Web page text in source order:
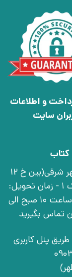
و اطلاعات
سایت
کتاب
تهران، خ انقلاب، خ 12 فروردین، خ روانمهر شرقی(بین خ 12
فروردین و خ فخر رازی)، بن‌بست اوّل، پلاک 1 - زمان تحویل:
شنبه تا چهارشنبه به جز روزهای تعطیل از ساعت 10 صبح الی
طریق پنل کاربری